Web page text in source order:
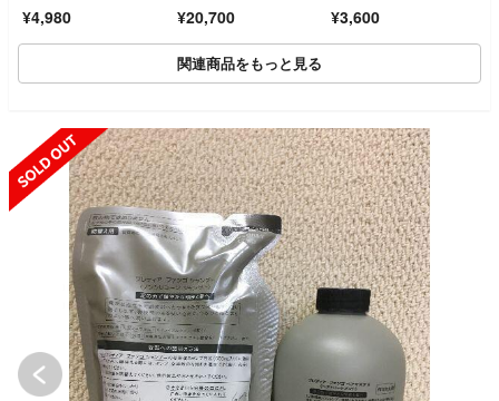
×2
¥4,980 ¥20,700 ¥3,600
関連商品をもっと見る
SOLD OUT